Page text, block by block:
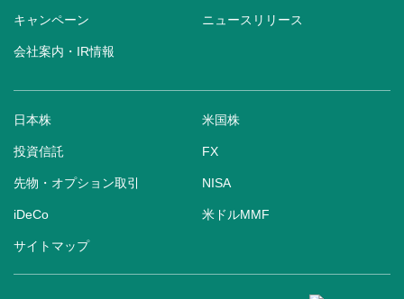
キャンペーン ニュースリリース
会社案内・IR情報
日本株 米国株
投資信託 FX
先物・オプション取引 NISA
iDeCo 米ドルMMF
サイトマップ